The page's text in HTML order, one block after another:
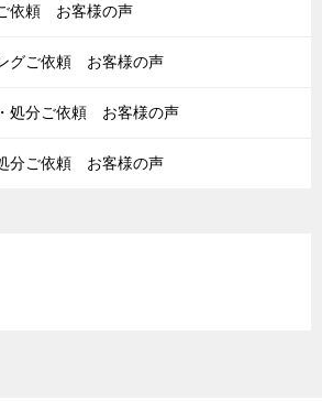
依頼 お客様の声
グご依頼 お客様の声
処分ご依頼 お客様の声
分ご依頼 お客様の声